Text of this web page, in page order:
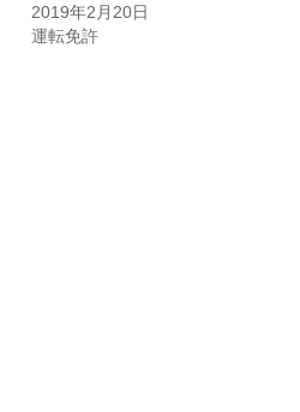
2019年2月20日
運転免許